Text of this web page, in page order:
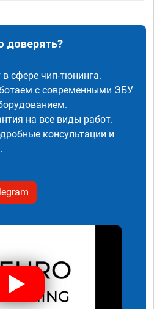
доверять?
сфере чип-тюнинга.
с современными ЭБУ
на все виды работ.
консультации и